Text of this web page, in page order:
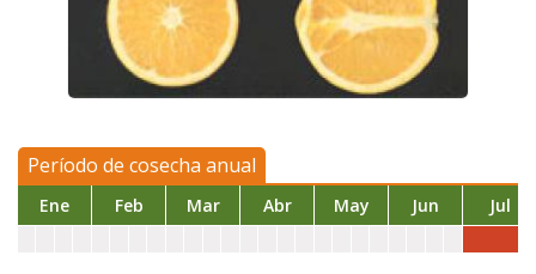
Período de cosecha anual
Ene Feb Mar Abr May Jun Jul